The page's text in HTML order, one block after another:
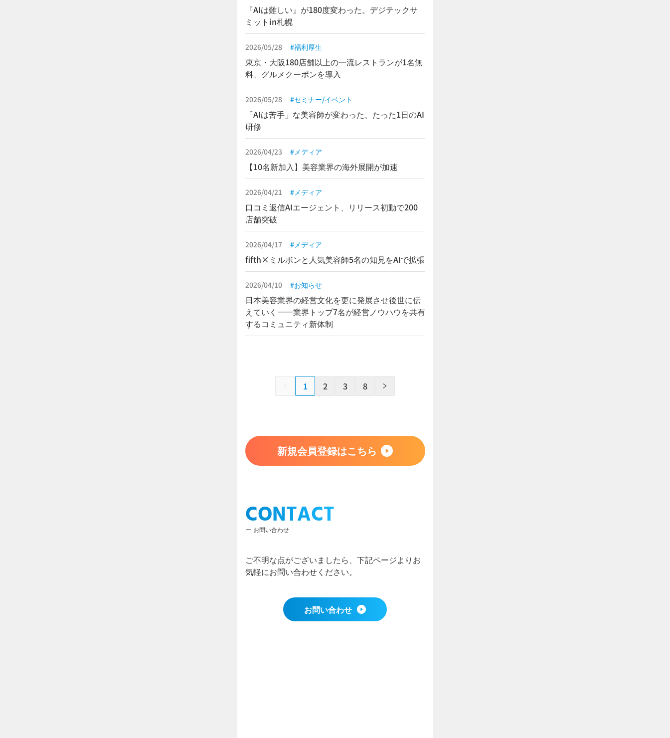
『AIは難しい』が180度変わった。デジテックサ
ミットin札幌
2026/05/28 福利厚生
東京・大阪180店舗以上の一流レストランが1名無
料、グルメクーポンを導入
2026/05/28 セミナー/イベント
「AIは苦手」な美容師が変わった、たった1日のAI
研修
2026/04/23 メディア
【10名新加入】美容業界の海外展開が加速
2026/04/21 メディア
口コミ返信AIエージェント、リリース初動で200
店舗突破
2026/04/17 メディア
fifth×ミルボンと人気美容師5名の知見をAIで拡張
2026/04/10 お知らせ
日本美容業界の経営文化を更に発展させ後世に伝
えていく——業界トップ7名が経営ノウハウを共有
するコミュニティ新体制
1 2 3 8
新規会員登録はこちら
CONTACT
お問い合わせ
ご不明な点がございましたら、下記ページよりお
気軽にお問い合わせください。
お問い合わせ